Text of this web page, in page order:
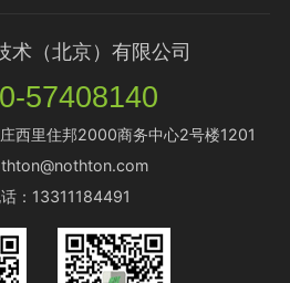
术（北京）有限公司
57408140
西里住邦2000商务中心2号楼1201
：13311184491